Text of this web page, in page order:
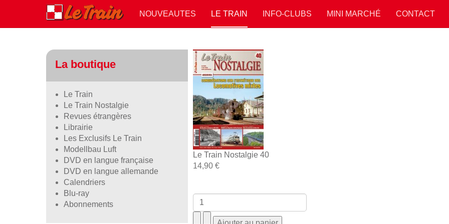
NOUVEAUTES LE TRAIN INFO-CLUBS MINI MARCHÉ CONTACT
Le Train Nostalgie 40
14,90 €
La boutique
Le Train
Le Train Nostalgie
Revues étrangères
Librairie
Les Exclusifs Le Train
Modellbau Luft
DVD en langue française
DVD en langue allemande
Calendriers
Blu-ray
Abonnements